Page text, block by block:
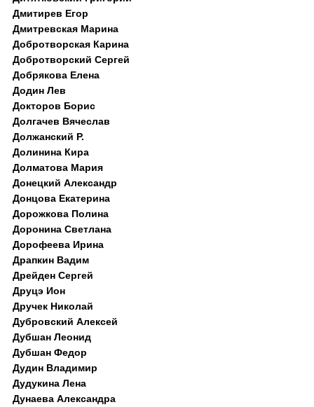
Дмитирев Егор
Дмитревская Марина
Добротворская Карина
Добротворский Сергей
Добрякова Елена
Додин Лев
Докторов Борис
Долгачев Вячеслав
Должанский Р.
Долинина Кира
Долматова Мария
Донецкий Александр
Донцова Екатерина
Дорожкова Полина
Доронина Светлана
Дорофеева Ирина
Драпкин Вадим
Дрейден Сергей
Друцэ Ион
Дручек Николай
Дубровский Алексей
Дубшан Леонид
Дубшан Федор
Дудин Владимир
Дудукина Лена
Дунаева Александра